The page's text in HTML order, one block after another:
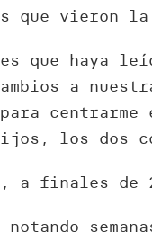
que vieron
es que haya
a
centrarme
los dos
a finales de